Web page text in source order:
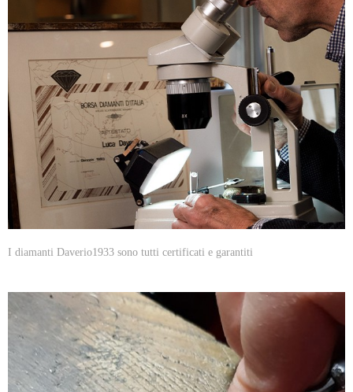
I diamanti Daverio1933 sono tutti certificati e garantiti